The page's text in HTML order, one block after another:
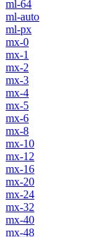
ml-64
ml-auto
ml-px
mx-0
mx-1
mx-2
mx-3
mx-4
mx-5
mx-6
mx-8
mx-10
mx-12
mx-16
mx-20
mx-24
mx-32
mx-40
mx-48